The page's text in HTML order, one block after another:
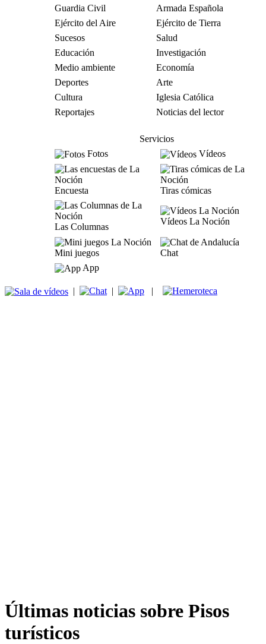
Guardia Civil
Armada Española
Ejército del Aire
Ejército de Tierra
Sucesos
Salud
Educación
Investigación
Medio ambiente
Economía
Deportes
Arte
Cultura
Iglesia Católica
Reportajes
Noticias del lector
Servicios
Fotos
Vídeos
Encuesta Tiras cómicas
Las Columnas
Vídeos La Noción
Mini juegos
Chat
App
| | |
Últimas noticias sobre Pisos
turísticos